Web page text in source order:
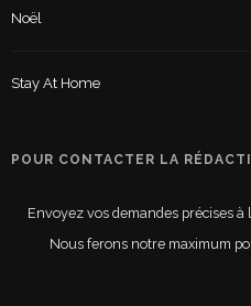
Noël
Stay At Home
POUR CONTACTER LA
Envoyez vos demandes précises
Nous ferons notre maximum